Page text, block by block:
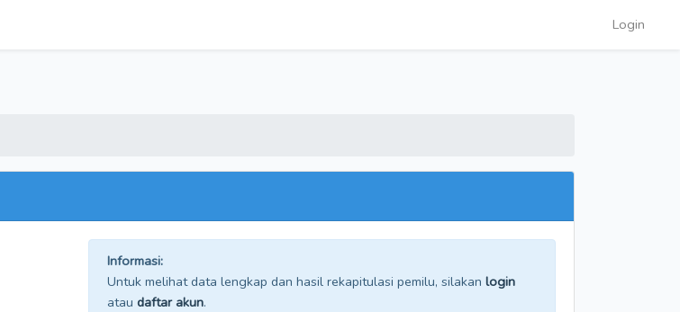
Login
Informasi:
Untuk melihat data lengkap dan hasil rekapitulasi pemilu, silakan login
atau daftar akun.